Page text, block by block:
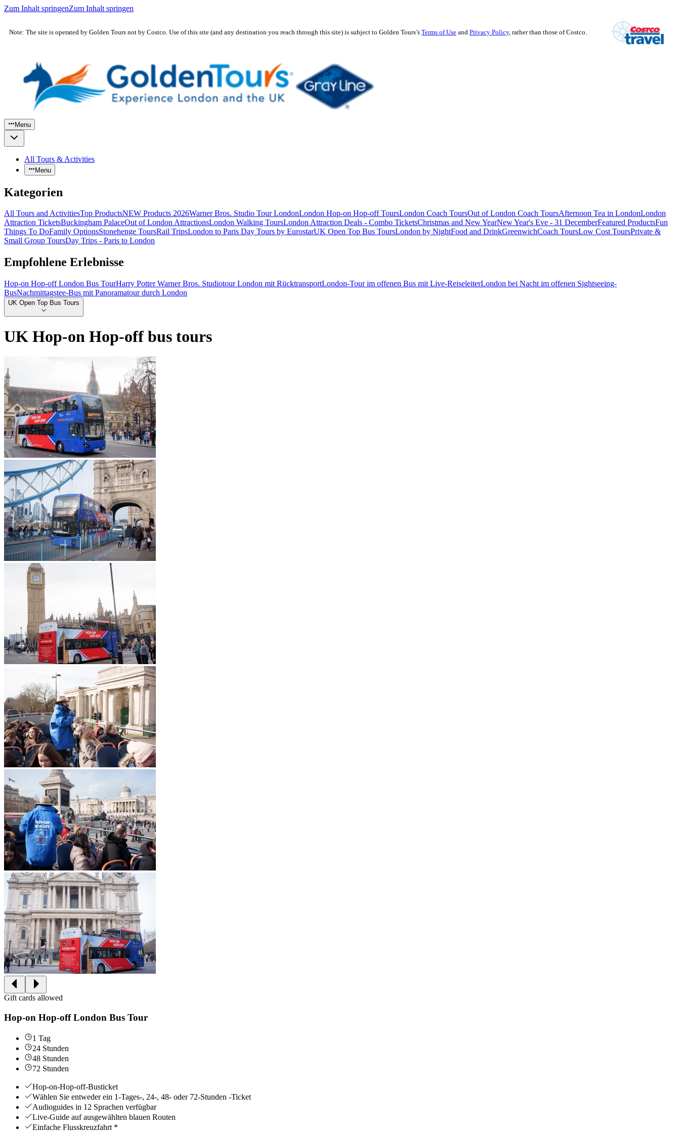
Zum Inhalt springenZum Inhalt springen
Note: The site is operated by Golden Tours not by Costco. Use of this site (and any destination you reach through this site) is subject to Golden Tours’s Terms of Use and Privacy Policy, rather than those of Costco.
Menu
All Tours & Activities
Menu
Kategorien
All Tours and ActivitiesTop ProductsNEW Products 2026Warner Bros. Studio Tour LondonLondon Hop-on Hop-off ToursLondon Coach ToursOut of London Coach ToursAfternoon Tea in LondonLondon
Attraction TicketsBuckingham PalaceOut of London AttractionsLondon Walking ToursLondon Attraction Deals - Combo TicketsChristmas and New YearNew Year's Eve - 31 DecemberFeatured ProductsFun
Things To DoFamily OptionsStonehenge ToursRail TripsLondon to Paris Day Tours by EurostarUK Open Top Bus ToursLondon by NightFood and DrinkGreenwichCoach ToursLow Cost ToursPrivate &
Small Group ToursDay Trips - Paris to London
Empfohlene Erlebnisse
Hop-on Hop-off London Bus TourHarry Potter Warner Bros. Studiotour London mit RücktransportLondon-Tour im offenen Bus mit Live-ReiseleiterLondon bei Nacht im offenen Sightseeing-
BusNachmittagstee-Bus mit Panoramatour durch London
UK Open Top Bus Tours
UK Hop-on Hop-off bus tours
Gift cards allowed
Hop-on Hop-off London Bus Tour
1 Tag
24 Stunden
48 Stunden
72 Stunden
Hop-on-Hop-off-Busticket
Wählen Sie entweder ein 1-Tages-, 24-, 48- oder 72-Stunden -Ticket
Audioguides in 12 Sprachen verfügbar
Live-Guide auf ausgewählten blauen Routen
Einfache Flusskreuzfahrt *